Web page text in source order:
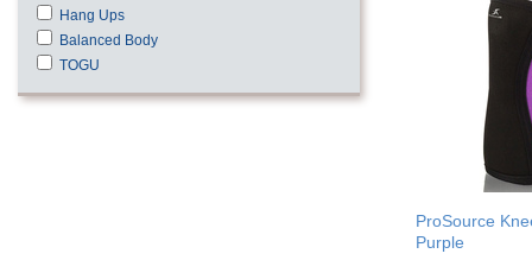
Hang Ups
Balanced Body
TOGU
ProSource
Purple